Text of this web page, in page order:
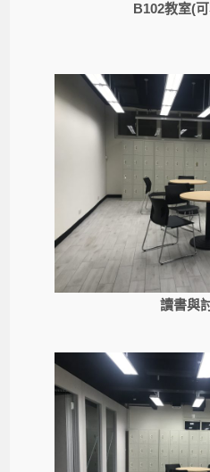
B102教室(
讀書與